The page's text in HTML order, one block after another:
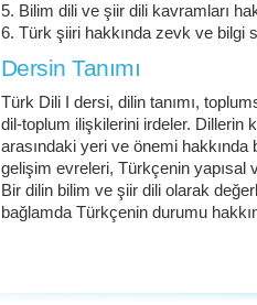
5. Bilim dili ve şiir dili kavramları
6. Türk şiiri hakkında zevk ve bilgi
Dersin Tanımı
Türk Dili I dersi, dilin tanımı,
dil-toplum ilişkilerini irdeler. Dillerin
arasındaki yeri ve önemi
gelişim evreleri, Türkçenin yapısal
Bir dilin bilim ve şiir dili olarak
bağlamda Türkçenin durumu